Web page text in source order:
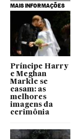
MAIS INFORMAÇÕES
Príncipe Harry
e Meghan
Markle se
casam: as
melhores
imagens da
cerimônia